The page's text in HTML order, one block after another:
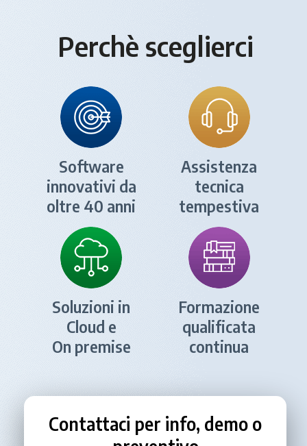
Perchè sceglierci
Software
innovativi da
oltre 40 anni
Assistenza
tecnica
tempestiva
Soluzioni in
Cloud e
On premise
Formazione
qualificata
continua
Contattaci per info, demo o